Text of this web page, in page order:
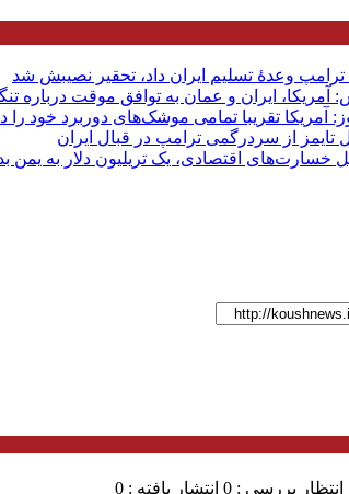
ترامپ وعدۀ تسلیم ایران داد، تحقیر نصیبش شد
آمریکا، ایران و عمان به توافق موقت درباره
آمریکا تقریبا تمامی موشک‌های دوربرد خود را
تایمز از سردرگمی ترامپ در قبال ایران
خسارت‌های اقتصادی، یک تریلیون دلار به یمن
انتظار بررسی : 0 انتشار یافته : 0